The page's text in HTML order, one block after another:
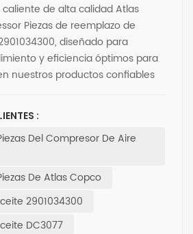
de alta calidad Atlas
Piezas de reemplazo de
diseñado para
y eficiencia óptimos para
nuestros productos confiables
nuestro separadores de
perfecta para sus necesidades
en lo mejor para su
la diferencia en el
completa de piezas y
sus operaciones con
:
Del Compresor De Aire
De Atlas Copco
2901034300
DC3077